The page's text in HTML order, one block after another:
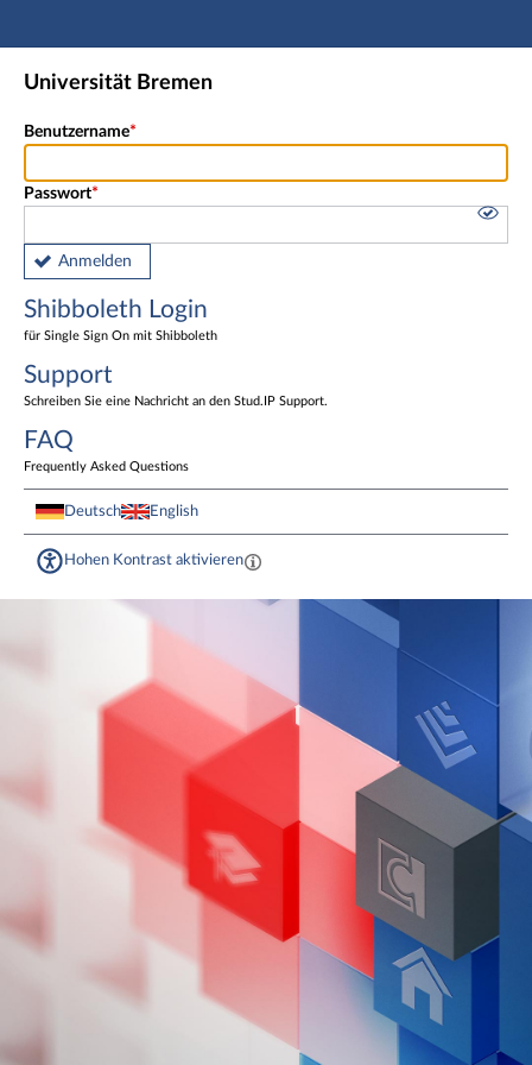
Hauptnavigation
Shibboleth Login
Universität Bremen
Benutzername
Passwort
Anmelden
Shibboleth Login
für Single Sign On mit Shibboleth
Support
Schreiben Sie eine Nachricht an den Stud.IP Support.
FAQ
Frequently Asked Questions
Deutsch English
Hohen Kontrast aktivieren